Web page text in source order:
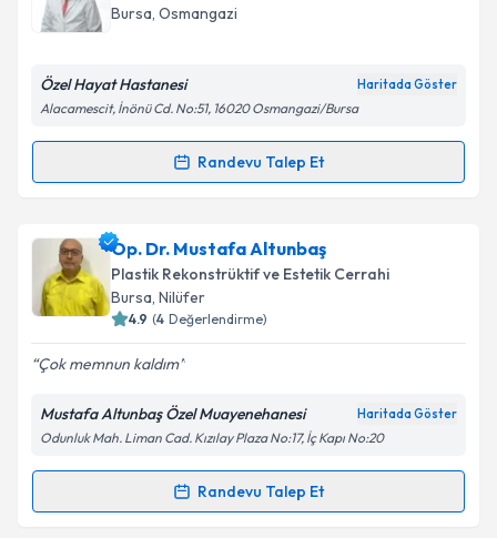
takvim hazırlandığında e-posta ile bilgilendireceğiz.
Kişisel verilerimin işlenmesine ilişkin
Metni'ni okudum ve kişisel verilerimin belirtilen
Takvim Talebini Gönder
Bursa, Osmangazi
Özel Hayat Hastanesi Haritada Göster
Alacamescit, İnönü Cd. No:51, 16020 Osmangazi/Bursa
Randevu Talep Et
Randevu Takvimi Talebi
Op. Dr. Üzeyir Özlükiçin randevu takvimi talebi
oluşturun. Size bu uzmandan randevu almanız için bir
takvim hazırlandığında e-posta ile bilgilendireceğiz.
Kişisel verilerimin işlenmesine ilişkinAydınlatma
Metni'ni okudum ve kişisel verilerimin belirtilen
kapsamda işlenmesini kabul ediyorum.
Op. Dr. Mustafa Altunbaş
Plastik Rekonstrüktif ve Estetik Cerrahi
Bursa, Nilüfer
4.9 (4 Değerlendirme)
Çok memnun kaldım
Mustafa Altunbaş Özel Muayenehanesi Haritada Göster
Odunluk Mah. Liman Cad. Kızılay Plaza No:17, İç Kapı No:20
Randevu Talep Et
Randevu Takvimi Talebi